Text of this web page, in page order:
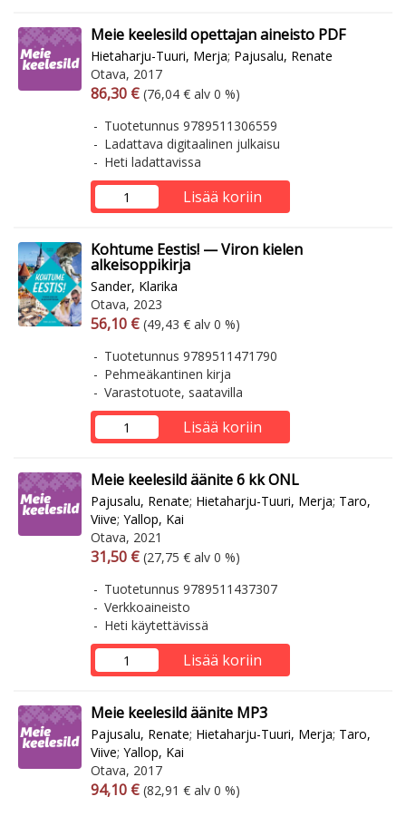
Meie keelesild opettajan aineisto PDF
Hietaharju-Tuuri, Merja; Pajusalu, Renate
Otava, 2017
Arvonlisäverollinen hinta
86,30 € Arvonlisäveroton hinta
(76,04 € alv 0 %)
Tuotetunnus 9789511306559
Ladattava digitaalinen julkaisu
Heti ladattavissa
Lisää koriin
Kohtume Eestis! — Viron kielen
alkeisoppikirja
Sander, Klarika
Otava, 2023
Arvonlisäverollinen hinta
56,10 € Arvonlisäveroton hinta
(49,43 € alv 0 %)
Tuotetunnus 9789511471790
Pehmeäkantinen kirja
Varastotuote, saatavilla
Lisää koriin
Meie keelesild äänite 6 kk ONL
Pajusalu, Renate; Hietaharju-Tuuri, Merja; Taro,
Viive; Yallop, Kai
Otava, 2021
Arvonlisäverollinen hinta
31,50 € Arvonlisäveroton hinta
(27,75 € alv 0 %)
Tuotetunnus 9789511437307
Verkkoaineisto
Heti käytettävissä
Lisää koriin
Meie keelesild äänite MP3
Pajusalu, Renate; Hietaharju-Tuuri, Merja; Taro,
Viive; Yallop, Kai
Otava, 2017
Arvonlisäverollinen hinta
94,10 € Arvonlisäveroton hinta
(82,91 € alv 0 %)